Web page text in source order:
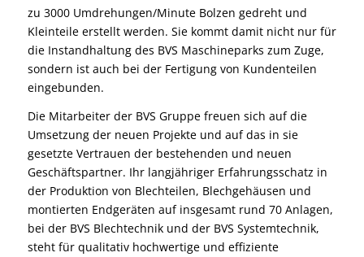
zu 3000 Umdrehungen/Minute Bolzen gedreht und
Kleinteile erstellt werden. Sie kommt damit nicht nur für
die Instandhaltung des BVS Maschineparks zum Zuge,
sondern ist auch bei der Fertigung von Kundenteilen
eingebunden.
Die Mitarbeiter der BVS Gruppe freuen sich auf die
Umsetzung der neuen Projekte und auf das in sie
gesetzte Vertrauen der bestehenden und neuen
Geschäftspartner. Ihr langjähriger Erfahrungsschatz in
der Produktion von Blechteilen, Blechgehäusen und
montierten Endgeräten auf insgesamt rund 70 Anlagen,
bei der BVS Blechtechnik und der BVS Systemtechnik,
steht für qualitativ hochwertige und effiziente